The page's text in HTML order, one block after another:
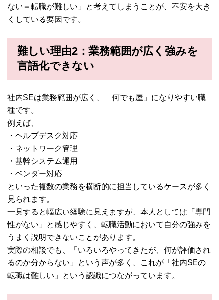
ない＝転職が難しい」と考えてしまうことが、不安を大き
くしている要因です。
難しい理由2： 業務範囲が広く強みを
言語化できない
社内SEは業務範囲が広く、「何でも屋」になりやすい職
種です。
例えば、
・ヘルプデスク対応
・ネットワーク管理
・基幹システム運用
・ベンダー対応
といった複数の業務を横断的に担当しているケースが多く
見られます。
一見すると幅広い経験に見えますが、本人としては「専門
性がない」と感じやすく、転職活動において自分の強みを
うまく説明できないことがあります。
実際の相談でも、「いろいろやってきたが、何が評価され
るのか分からない」という声が多く、これが「社内SEの
転職は難しい」という認識につながっています。